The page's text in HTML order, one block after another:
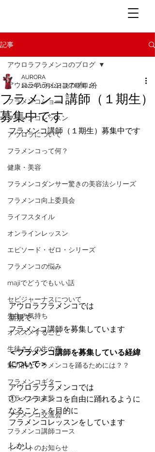
記事
アウロラフラメンコのブログ
フラメンコショー
フラメンコレッスン
アウロラについて
フラメンコって何？
健康・美容
フラメンコダンサー驚きの美容法シリーズ
フラメンコ向上委員会
ライフスタイル
オンラインレッスン
エピソード・ゼロ・シリーズ
フラメンコの悩み
majiでどうでもいい話
セビジャーナスについて
先生の気持ち
オススメすること
生徒さんの生の声
魅力的なフラメンコを踊るためには？？
フラメンコギター
フラメンコ衣装
フラメンコ交流会
フラメンコ講師コース
イベントのお知らせ
アウロラフラメンコのブログ
フラメンコ講師（１期生）
募集中です
AURORA
2022年10月12日 読了時間: 2分
フラメンコ講師（１期生）募集中です
アウロラフラメンコでは
新規で
フラメンコ講師を募集しています
＜フラメンコ講師を募集している経緯
について＞
アウロラフラメンコでは
①＜フラメンコを自由に踊れるように
なること＞を目的に
フラメンコレッスンをしています
しかし